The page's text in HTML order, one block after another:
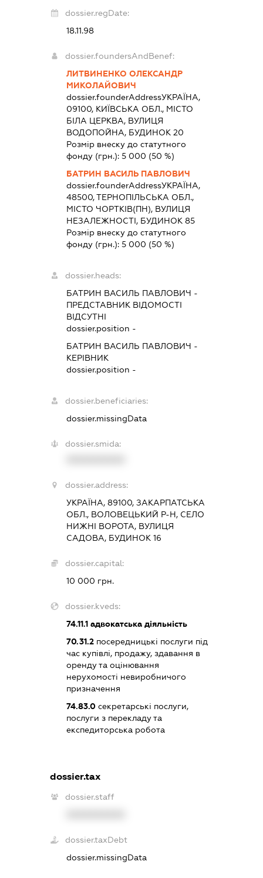
dossier.regDate:
18.11.98
dossier.foundersAndBenef:
ЛИТВИНЕНКО ОЛЕКСАНДР
МИКОЛАЙОВИЧ
dossier.founderAddressУКРАЇНА,
09100, КИЇВСЬКА ОБЛ., МІСТО
БІЛА ЦЕРКВА, ВУЛИЦЯ
ВОДОПОЙНА, БУДИНОК 20
Розмір внеску до статутного
фонду (грн.):5 000 (50 %)
БАТРИН ВАСИЛЬ ПАВЛОВИЧ
dossier.founderAddressУКРАЇНА,
48500, ТЕРНОПІЛЬСЬКА ОБЛ.,
МІСТО ЧОРТКІВ(ПН), ВУЛИЦЯ
НЕЗАЛЕЖНОСТІ, БУДИНОК 85
Розмір внеску до статутного
фонду (грн.):5 000 (50 %)
dossier.heads:
БАТРИН ВАСИЛЬ ПАВЛОВИЧ -
ПРЕДСТАВНИК ВІДОМОСТІ
ВІДСУТНІ
dossier.position -
БАТРИН ВАСИЛЬ ПАВЛОВИЧ -
КЕРІВНИК
dossier.position -
dossier.beneficiaries:
dossier.missingData
dossier.smida:
dossier.address:
УКРАЇНА, 89100, ЗАКАРПАТСЬКА
ОБЛ., ВОЛОВЕЦЬКИЙ Р-Н, СЕЛО
НИЖНІ ВОРОТА, ВУЛИЦЯ
САДОВА, БУДИНОК 16
dossier.capital:
10 000 грн.
dossier.kveds:
74.11.1 адвокатська діяльність
70.31.2 посередницькі послуги під
час купівлі, продажу, здавання в
оренду та оцінювання
нерухомості невиробничого
призначення
74.83.0 секретарські послуги,
послуги з перекладу та
експедиторська робота
dossier.tax
dossier.staff
dossier.taxDebt
dossier.missingData